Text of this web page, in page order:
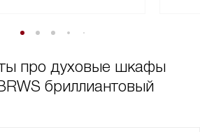
про духовые шкафы
бриллиантовый